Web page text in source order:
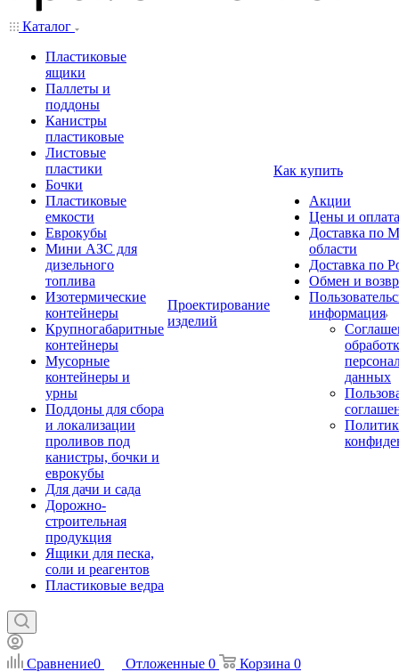
Каталог
Пластиковые
ящики
Паллеты и
поддоны
Канистры
пластиковые
Листовые
пластики
Бочки
Пластиковые
емкости
Еврокубы
Мини АЗС для
дизельного
топлива
Изотермические
контейнеры
Крупногабаритные
контейнеры
Мусорные
контейнеры и
урны
Поддоны для сбора
и локализации
проливов под
канистры, бочки и
еврокубы
Для дачи и сада
Дорожно-
строительная
продукция
Ящики для песка,
соли и реагентов
Пластиковые ведра
Проектирование
изделий
Как купить
Акции
Цены и оплата
Доставка по
области
Доставка по
Обмен и
информация
данных
Сравнение0 Отложенные 0 Корзина 0